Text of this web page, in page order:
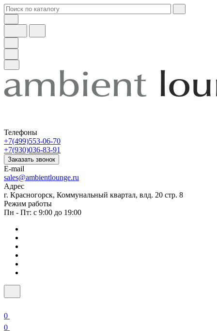
Телефоны
+7(499)553-06-70
+7(930)036-83-91
Заказать звонок
E-mail
sales@ambientlounge.ru
Адрес
г. Красногорск, Коммунальный квартал, влд. 20 стр. 8
Режим работы
Пн - Пт: с 9:00 до 19:00
0
0